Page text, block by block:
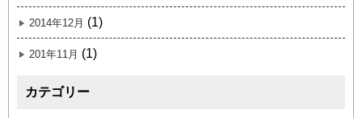
2014年12月 (1)
201年11月 (1)
カテゴリー